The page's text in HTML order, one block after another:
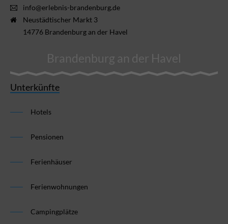
info@erlebnis-brandenburg.de
Neustädtischer Markt 3
14776 Brandenburg an der Havel
Brandenburg an der Havel
Unterkünfte
Hotels
Pensionen
Ferienhäuser
Ferienwohnungen
Campingplätze